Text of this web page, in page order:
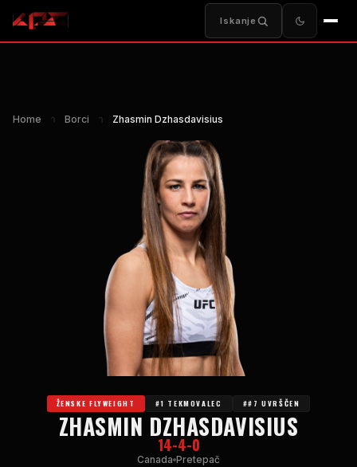
Iskanje
Home า Borci า Zhasmin Dzhasdavisius
ŽENSKE FLYWEIGHT #1 TEKMOVALEC ##7 UVRŠČEN
ZHASMIN DZHASDAVISIUS
14-4-0
Canada Pretepač